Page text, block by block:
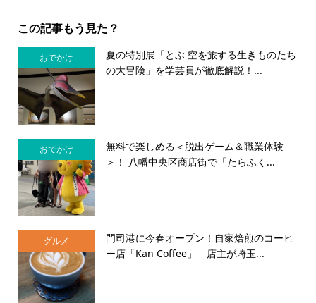
この記事もう見た？
おでかけ
夏の特別展「とぶ 空を旅する生きものたち
の大冒険」を学芸員が徹底解説！...
おでかけ
無料で楽しめる＜脱出ゲーム＆職業体験
＞！ 八幡中央区商店街で「たらふく...
グルメ
門司港に今春オープン！自家焙煎のコーヒ
ー店「Kan Coffee」 店主が埼玉...